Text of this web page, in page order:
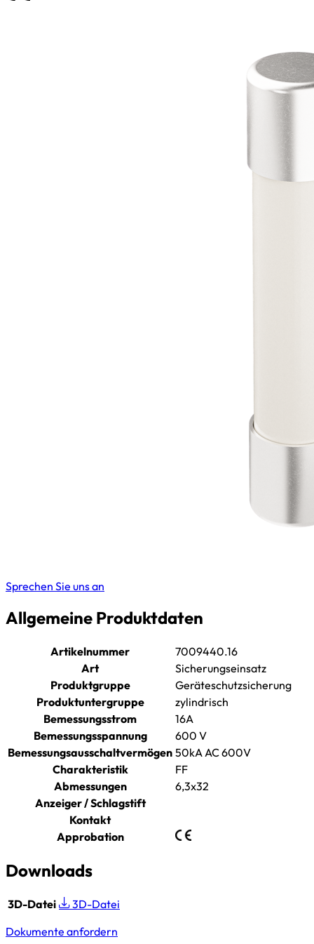
Sprechen Sie uns an
Allgemeine Produktdaten
Artikelnummer
7009440.16
Art
Sicherungseinsatz
Produktgruppe
Geräteschutzsicherung
Produktuntergruppe
zylindrisch
Bemessungsstrom
16A
Bemessungsspannung
600 V
Bemessungsausschaltvermögen 50kA AC 600V
Charakteristik
FF
Abmessungen
6,3x32
Anzeiger / Schlagstift
Kontakt
Approbation
Downloads
3D-Datei
3D-Datei
Dokumente anfordern